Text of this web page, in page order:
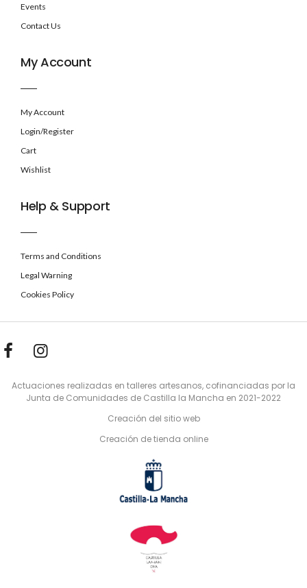
Events
Contact Us
My Account
My Account
Login/Register
Cart
Wishlist
Help & Support
Terms and Conditions
Legal Warning
Cookies Policy
Actuaciones realizadas en talleres artesanos, cofinanciadas por la
Junta de Comunidades de Castilla la Mancha en 2021-2022
Creación del sitio web
Creación de tienda online